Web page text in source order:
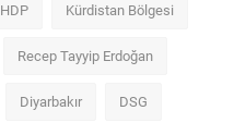
HDP Kürdistan Bölgesi
Recep Tayyip Erdoğan
Diyarbakır DSG